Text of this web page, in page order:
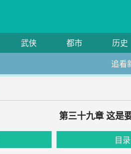
武侠 都市 历史
追看
第三十九章 这是
目录